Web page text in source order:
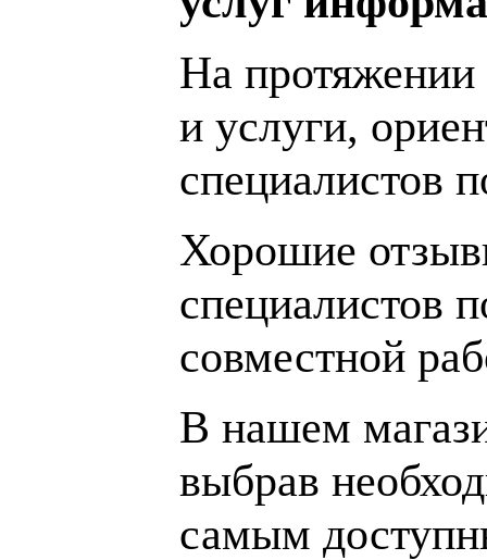
На протяжении
и услуги,
специалистов
Хорошие
специалистов
совместной
В нашем
выбрав
самым